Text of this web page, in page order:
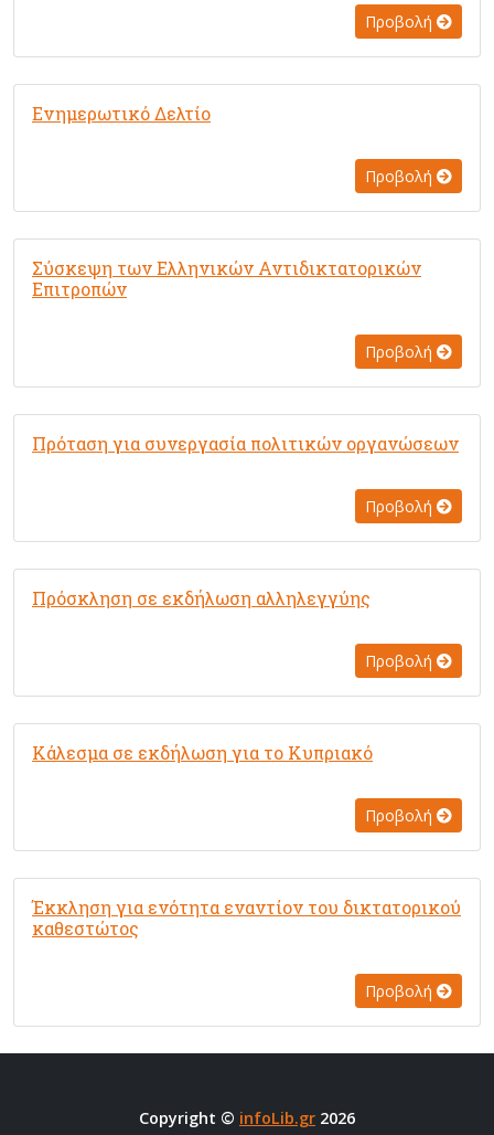
Προβολή
Ενημερωτικό Δελτίο
Προβολή
Σύσκεψη των Ελληνικών Αντιδικτατορικών
Επιτροπών
Προβολή
Πρόταση για συνεργασία πολιτικών οργανώσεων
Προβολή
Πρόσκληση σε εκδήλωση αλληλεγγύης
Προβολή
Κάλεσμα σε εκδήλωση για το Κυπριακό
Προβολή
Έκκληση για ενότητα εναντίον του δικτατορικού
καθεστώτος
Προβολή
Copyright © infoLib.gr 2026